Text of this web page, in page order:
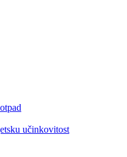
učinkovitost